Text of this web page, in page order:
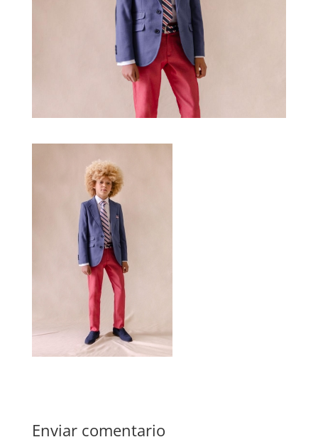
Enviar comentario